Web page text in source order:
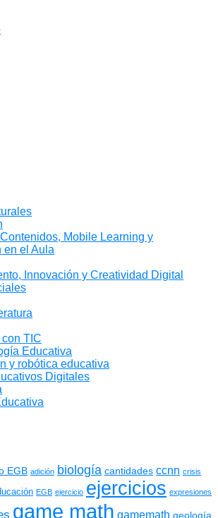
Mobile Learning y
en el Aula
Innovación y Creatividad Digital
TIC
Educativa
y robótica educativa
Digitales
EGB adición biología cantidades ccnn crisis
EGB ejercicio ejercicios expresiones
game math gamemath geología